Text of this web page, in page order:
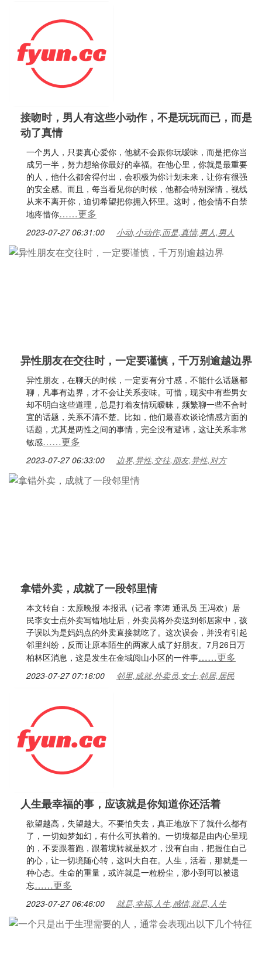
接吻时，男人有这些小动作，不是玩玩而已，而是
动了真情
一个男人，只要真心爱你，他就不会跟你玩暧昧，而是把你当
成另一半，努力想给你最好的幸福。在他心里，你就是最重要
的人，他什么都舍得付出，会积极为你计划未来，让你有很强
的安全感。而且，每当看见你的时候，他都会特别深情，视线
从来不离开你，迫切希望把你拥入怀里。这时，他会情不自禁
地疼惜你……更多
2023-07-27 06:31:00 小动,小动作,而是,真情,男人,男人
异性朋友在交往时，一定要谨慎，千万别逾越边界
异性朋友，在聊天的时候，一定要有分寸感，不能什么话题都
聊，凡事有边界，才不会让关系变味。可惜，现实中有些男女
却不明白这些道理，总是打着友情玩暧昧，频繁聊一些不合时
宜的话题，关系不清不楚。比如，他们最喜欢谈论情感方面的
话题，尤其是两性之间的事情，完全没有避讳，这让关系非常
敏感……更多
2023-07-27 06:33:00 边界,异性,交往,朋友,异性,对方
拿错外卖，成就了一段邻里情
本文转自：太原晚报 本报讯（记者 李涛 通讯员 王冯欢）居
民李女士点外卖写错地址后，外卖员将外卖送到邻居家中，孩
子误以为是妈妈点的外卖直接就吃了。这次误会，并没有引起
邻里纠纷，反而让原本陌生的两家人成了好朋友。7月26日万
柏林区消息，这是发生在金域阅山小区的一件事……更多
2023-07-27 07:16:00 邻里,成就,外卖员,女士,邻居,居民
人生最幸福的事，应该就是你知道你还活着
欲望越高，失望越大。不要怕失去，真正地放下了就什么都有
了，一切如梦如幻，有什么可执着的。一切境都是由内心呈现
的，不要跟着跑，跟着境转就是奴才，没有自由，把握住自己
的心，让一切境随心转，这叫大自在。人生，活着，那就是一
种心态。生命的重量，或许就是一粒粉尘，渺小到可以被遗
忘……更多
2023-07-27 06:46:00 就是,幸福,人生,感情,就是,人生